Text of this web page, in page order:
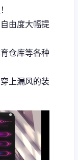
由度大幅提
仓库等各种
上漏风的装